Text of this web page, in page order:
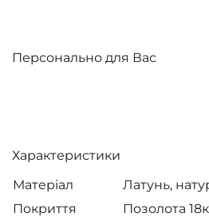
Персонально для Вас
Характеристики
Матеріал
Латунь,
Покриття
Позолота 18к